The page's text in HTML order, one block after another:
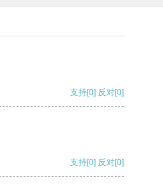
支持[0] 反对[0]
支持[0] 反对[0]